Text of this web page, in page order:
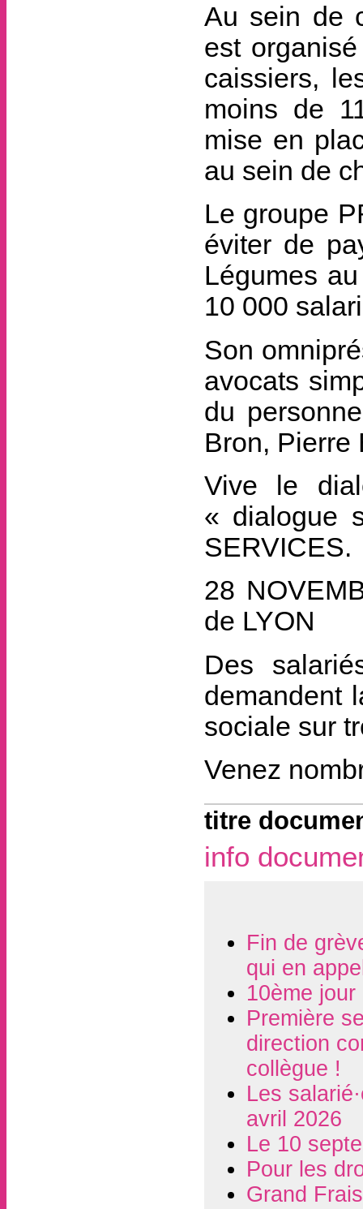
Au sein de
est
caissiers,
moins de
mise en
au sein de
Le groupe
éviter de
Légumes
10 000
Son
avocats
du
Bron, Pierre
Vive le
« dialogue
SERVICES.
28
de LYON
Des
demandent
sociale sur
Venez
titre
info
Fin de
qui en
10ème
Première
direction
collègue !
Les
avril 2026
Le 10
Pour les
Grand